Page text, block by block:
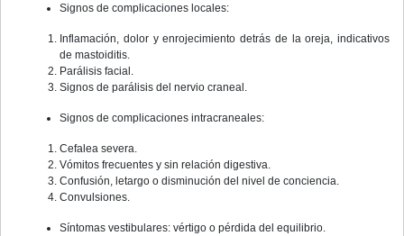
Signos de complicaciones locales:
Inflamación, dolor y enrojecimiento detrás de la oreja, indicativos
de mastoiditis.
Parálisis facial.
Signos de parálisis del nervio craneal.
Signos de complicaciones intracraneales:
Cefalea severa.
Vómitos frecuentes y sin relación digestiva.
Confusión, letargo o disminución del nivel de conciencia.
Convulsiones.
Síntomas vestibulares: vértigo o pérdida del equilibrio.